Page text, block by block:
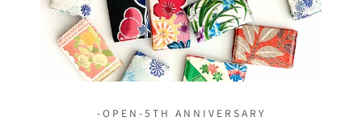
-OPEN-5TH ANNIVERSARY